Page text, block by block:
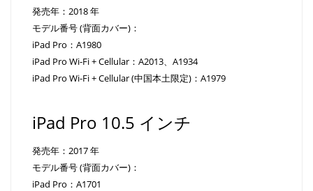
発売年：2018 年
モデル番号 (背面カバー)：
iPad Pro：A1980
iPad Pro Wi-Fi + Cellular：A2013、A1934
iPad Pro Wi-Fi + Cellular (中国本土限定)：A1979
iPad Pro 10.5 インチ
発売年：2017 年
モデル番号 (背面カバー)：
iPad Pro：A1701